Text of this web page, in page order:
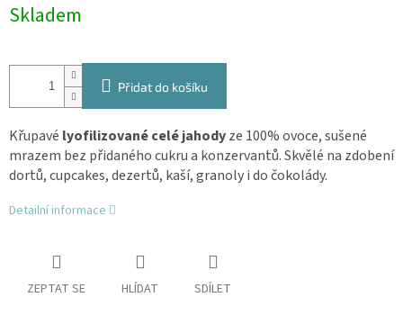
Skladem
Přidat do košíku
Křupavé lyofilizované celé jahodyze 100% ovoce, sušené
mrazem bez přidaného cukru a konzervantů. Skvělé na zdobení
dortů, cupcakes, dezertů, kaší, granoly i do čokolády.
Detailní informace
ZEPTAT SE HLÍDAT SDÍLET